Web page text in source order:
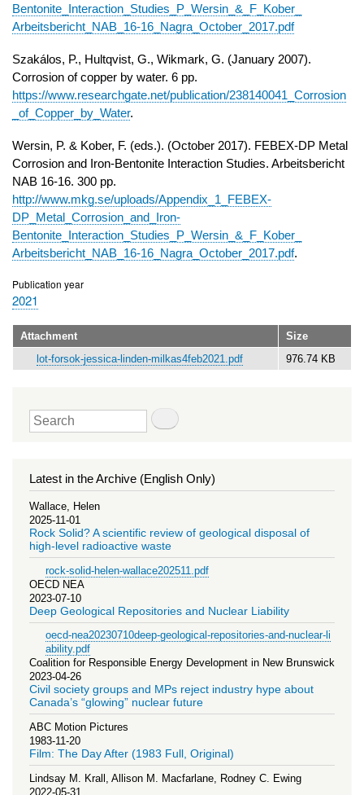
Bentonite_Interaction_Studies_P_Wersin_&_F_Kober_
Arbeitsbericht_NAB_16-16_Nagra_October_2017.pdf
Szakálos, P., Hultqvist, G., Wikmark, G. (January 2007).
Corrosion of copper by water. 6 pp.
https://www.researchgate.net/publication/238140041_Corrosion
_of_Copper_by_Water.
Wersin, P. & Kober, F. (eds.). (October 2017). FEBEX-DP Metal
Corrosion and Iron-Bentonite Interaction Studies. Arbeitsbericht
NAB 16-16. 300 pp.
http://www.mkg.se/uploads/Appendix_1_FEBEX-
DP_Metal_Corrosion_and_Iron-
Bentonite_Interaction_Studies_P_Wersin_&_F_Kober_
Arbeitsbericht_NAB_16-16_Nagra_October_2017.pdf.
Publication year
2021
Attachment
Size
lot-forsok-jessica-linden-milkas4feb2021.pdf
976.74 KB
Search
Latest in the Archive (English Only)
Wallace, Helen
2025-11-01
Rock Solid? A scientific review of geological disposal of
high-level radioactive waste
rock-solid-helen-wallace202511.pdf
OECD NEA
2023-07-10
Deep Geological Repositories and Nuclear Liability
oecd-nea20230710deep-geological-repositories-and-nuclear-li
ability.pdf
Coalition for Responsible Energy Development in New Brunswick
2023-04-26
Civil society groups and MPs reject industry hype about
Canada’s “glowing” nuclear future
ABC Motion Pictures
1983-11-20
Film: The Day After (1983 Full, Original)
Lindsay M. Krall, Allison M. Macfarlane, Rodney C. Ewing
2022-05-31